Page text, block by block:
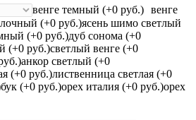
венге темный (+0 руб.) венге
(+0 руб.)ясень шимо светлый
(+0 руб.)дуб сонома (+0
(+0 руб.)светлый венге (+0
анкор светлый (+0
(+0 руб.)лиственница светлая (+0
бук (+0 руб.)орех италия (+0 руб.)орех